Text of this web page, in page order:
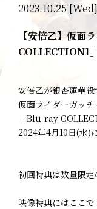
2023.10.25 [Wed]
【安倍乙】仮面
COLLECTION1
安倍乙が銀杏蓮華役
仮面ライダーガッチ
「Blu-ray
2024年4月10日(水)
初回特典は数量限
映像特典にはここ